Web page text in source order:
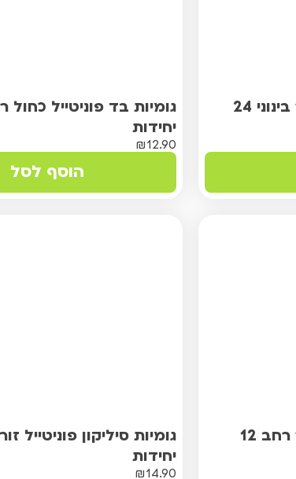
גומיות בד פוניטייל שחור בינוני 24
יחידות
₪12.90
הוסף לסל
גומיות בד פוניטייל שחור רחב 12
יחידות
₪14.90